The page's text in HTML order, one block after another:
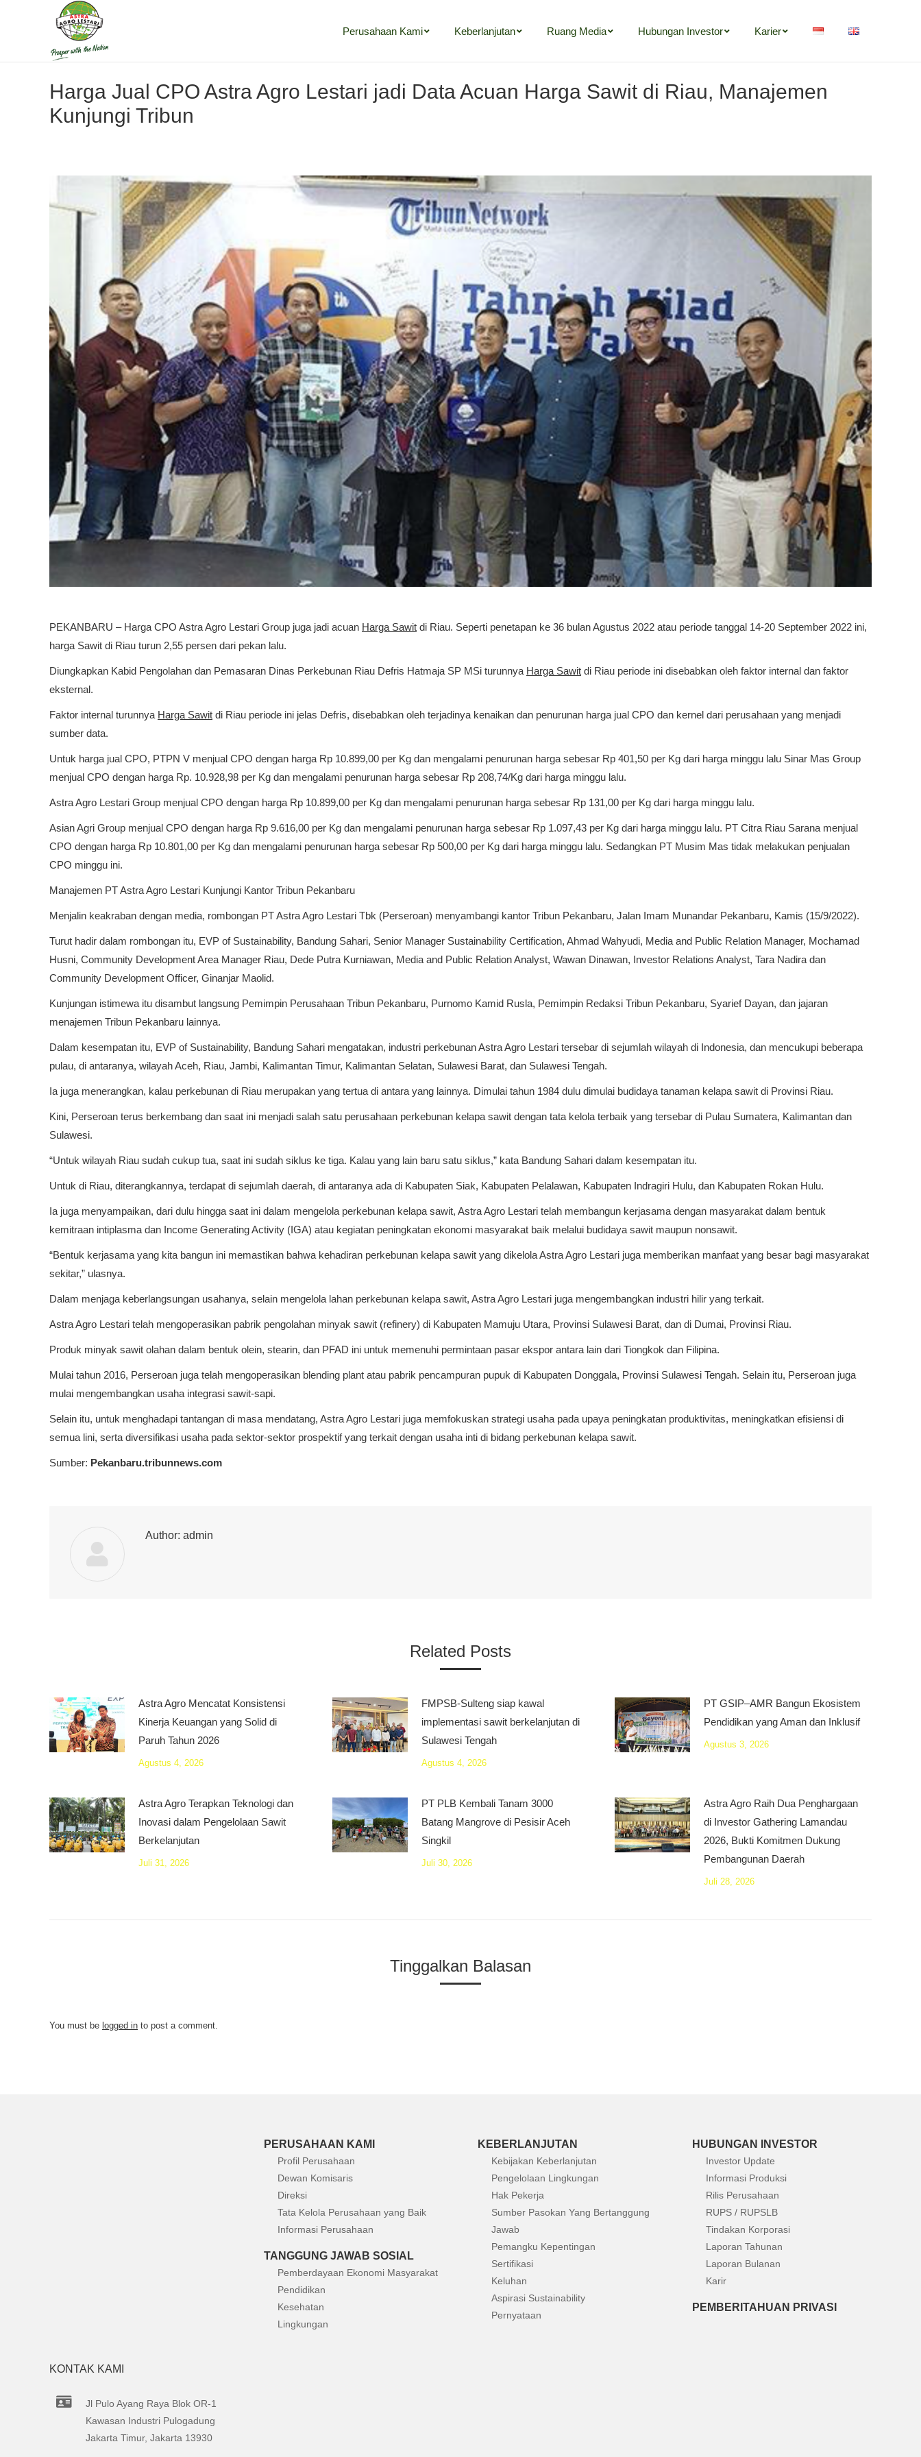
Perusahaan Kami Keberlanjutan Ruang Media Hubungan Investor Karier
Harga Jual CPO Astra Agro Lestari jadi Data Acuan Harga Sawit di Riau, Manajemen
Kunjungi Tribun
PEKANBARU – Harga CPO Astra Agro Lestari Group juga jadi acuan Harga Sawit di Riau. Seperti penetapan ke 36 bulan Agustus 2022 atau periode tanggal 14-20 September 2022 ini,
harga Sawit di Riau turun 2,55 persen dari pekan lalu.
Diungkapkan Kabid Pengolahan dan Pemasaran Dinas Perkebunan Riau Defris Hatmaja SP MSi turunnya Harga Sawit di Riau periode ini disebabkan oleh faktor internal dan faktor
eksternal.
Faktor internal turunnya Harga Sawit di Riau periode ini jelas Defris, disebabkan oleh terjadinya kenaikan dan penurunan harga jual CPO dan kernel dari perusahaan yang menjadi
sumber data.
Untuk harga jual CPO, PTPN V menjual CPO dengan harga Rp 10.899,00 per Kg dan mengalami penurunan harga sebesar Rp 401,50 per Kg dari harga minggu lalu Sinar Mas Group
menjual CPO dengan harga Rp. 10.928,98 per Kg dan mengalami penurunan harga sebesar Rp 208,74/Kg dari harga minggu lalu.
Astra Agro Lestari Group menjual CPO dengan harga Rp 10.899,00 per Kg dan mengalami penurunan harga sebesar Rp 131,00 per Kg dari harga minggu lalu.
Asian Agri Group menjual CPO dengan harga Rp 9.616,00 per Kg dan mengalami penurunan harga sebesar Rp 1.097,43 per Kg dari harga minggu lalu. PT Citra Riau Sarana menjual
CPO dengan harga Rp 10.801,00 per Kg dan mengalami penurunan harga sebesar Rp 500,00 per Kg dari harga minggu lalu. Sedangkan PT Musim Mas tidak melakukan penjualan
CPO minggu ini.
Manajemen PT Astra Agro Lestari Kunjungi Kantor Tribun Pekanbaru
Menjalin keakraban dengan media, rombongan PT Astra Agro Lestari Tbk (Perseroan) menyambangi kantor Tribun Pekanbaru, Jalan Imam Munandar Pekanbaru, Kamis (15/9/2022).
Turut hadir dalam rombongan itu, EVP of Sustainability, Bandung Sahari, Senior Manager Sustainability Certification, Ahmad Wahyudi, Media and Public Relation Manager, Mochamad
Husni, Community Development Area Manager Riau, Dede Putra Kurniawan, Media and Public Relation Analyst, Wawan Dinawan, Investor Relations Analyst, Tara Nadira dan
Community Development Officer, Ginanjar Maolid.
Kunjungan istimewa itu disambut langsung Pemimpin Perusahaan Tribun Pekanbaru, Purnomo Kamid Rusla, Pemimpin Redaksi Tribun Pekanbaru, Syarief Dayan, dan jajaran
menajemen Tribun Pekanbaru lainnya.
Dalam kesempatan itu, EVP of Sustainability, Bandung Sahari mengatakan, industri perkebunan Astra Agro Lestari tersebar di sejumlah wilayah di Indonesia, dan mencukupi beberapa
pulau, di antaranya, wilayah Aceh, Riau, Jambi, Kalimantan Timur, Kalimantan Selatan, Sulawesi Barat, dan Sulawesi Tengah.
Ia juga menerangkan, kalau perkebunan di Riau merupakan yang tertua di antara yang lainnya. Dimulai tahun 1984 dulu dimulai budidaya tanaman kelapa sawit di Provinsi Riau.
Kini, Perseroan terus berkembang dan saat ini menjadi salah satu perusahaan perkebunan kelapa sawit dengan tata kelola terbaik yang tersebar di Pulau Sumatera, Kalimantan dan
Sulawesi.
“Untuk wilayah Riau sudah cukup tua, saat ini sudah siklus ke tiga. Kalau yang lain baru satu siklus,” kata Bandung Sahari dalam kesempatan itu.
Untuk di Riau, diterangkannya, terdapat di sejumlah daerah, di antaranya ada di Kabupaten Siak, Kabupaten Pelalawan, Kabupaten Indragiri Hulu, dan Kabupaten Rokan Hulu.
Ia juga menyampaikan, dari dulu hingga saat ini dalam mengelola perkebunan kelapa sawit, Astra Agro Lestari telah membangun kerjasama dengan masyarakat dalam bentuk
kemitraan intiplasma dan Income Generating Activity (IGA) atau kegiatan peningkatan ekonomi masyarakat baik melalui budidaya sawit maupun nonsawit.
“Bentuk kerjasama yang kita bangun ini memastikan bahwa kehadiran perkebunan kelapa sawit yang dikelola Astra Agro Lestari juga memberikan manfaat yang besar bagi masyarakat
sekitar,” ulasnya.
Dalam menjaga keberlangsungan usahanya, selain mengelola lahan perkebunan kelapa sawit, Astra Agro Lestari juga mengembangkan industri hilir yang terkait.
Astra Agro Lestari telah mengoperasikan pabrik pengolahan minyak sawit (refinery) di Kabupaten Mamuju Utara, Provinsi Sulawesi Barat, dan di Dumai, Provinsi Riau.
Produk minyak sawit olahan dalam bentuk olein, stearin, dan PFAD ini untuk memenuhi permintaan pasar ekspor antara lain dari Tiongkok dan Filipina.
Mulai tahun 2016, Perseroan juga telah mengoperasikan blending plant atau pabrik pencampuran pupuk di Kabupaten Donggala, Provinsi Sulawesi Tengah. Selain itu, Perseroan juga
mulai mengembangkan usaha integrasi sawit-sapi.
Selain itu, untuk menghadapi tantangan di masa mendatang, Astra Agro Lestari juga memfokuskan strategi usaha pada upaya peningkatan produktivitas, meningkatkan efisiensi di
semua lini, serta diversifikasi usaha pada sektor-sektor prospektif yang terkait dengan usaha inti di bidang perkebunan kelapa sawit.
Sumber: Pekanbaru.tribunnews.com
Author: admin
Related Posts
Astra Agro Mencatat Konsistensi
Kinerja Keuangan yang Solid di
Paruh Tahun 2026
Agustus 4, 2026
FMPSB-Sulteng siap kawal
implementasi sawit berkelanjutan di
Sulawesi Tengah
Agustus 4, 2026
PT GSIP–AMR Bangun Ekosistem
Pendidikan yang Aman dan Inklusif
Agustus 3, 2026
Astra Agro Terapkan Teknologi dan
Inovasi dalam Pengelolaan Sawit
Berkelanjutan
Juli 31, 2026
PT PLB Kembali Tanam 3000
Batang Mangrove di Pesisir Aceh
Singkil
Juli 30, 2026
Astra Agro Raih Dua Penghargaan
di Investor Gathering Lamandau
2026, Bukti Komitmen Dukung
Pembangunan Daerah
Juli 28, 2026
Tinggalkan Balasan
You must be logged in to post a comment.
PERUSAHAAN KAMI
Profil Perusahaan
Dewan Komisaris
Direksi
Tata Kelola Perusahaan yang Baik
Informasi Perusahaan
TANGGUNG JAWAB SOSIAL
Pemberdayaan Ekonomi Masyarakat
Pendidikan
Kesehatan
Lingkungan
KEBERLANJUTAN
Kebijakan Keberlanjutan
Pengelolaan Lingkungan
Hak Pekerja
Sumber Pasokan Yang Bertanggung
Jawab
Pemangku Kepentingan
Sertifikasi
Keluhan
Aspirasi Sustainability
Pernyataan
HUBUNGAN INVESTOR
Investor Update
Informasi Produksi
Rilis Perusahaan
RUPS / RUPSLB
Tindakan Korporasi
Laporan Tahunan
Laporan Bulanan
Karir
PEMBERITAHUAN PRIVASI
KONTAK KAMI
Jl Pulo Ayang Raya Blok OR-1
Kawasan Industri Pulogadung
Jakarta Timur, Jakarta 13930
Perusahaan Kami Keberlanjutan Ruang Media Hubungan Investor Karier